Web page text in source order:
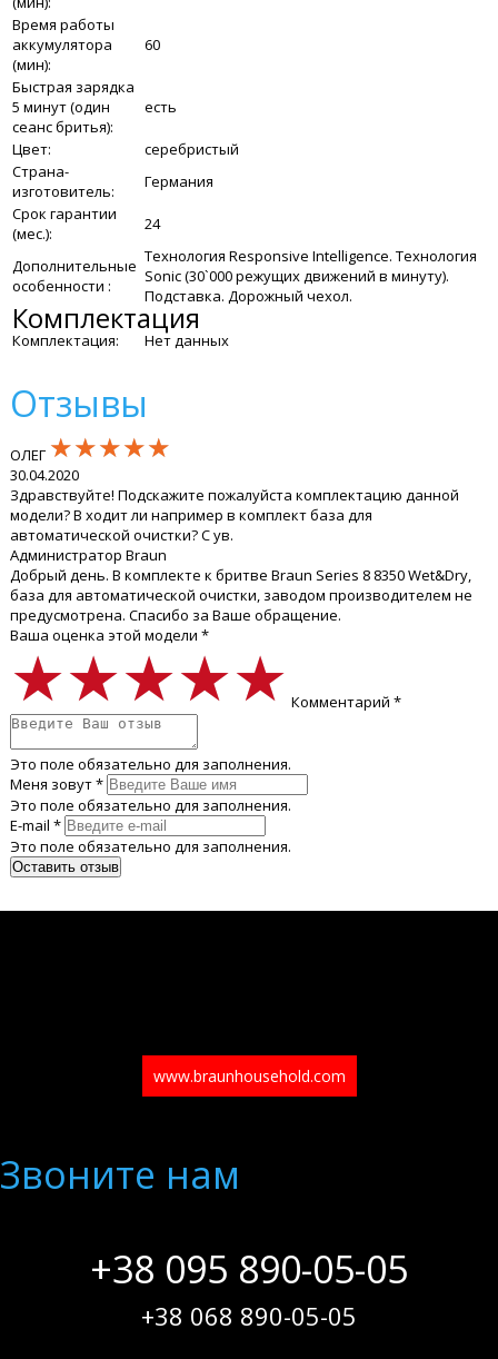
Время работы
аккумулятора
(мин):
60
Быстрая зарядка
5 минут (один
сеанс бритья):
есть
Цвет:
серебристый
Страна-
изготовитель:
Германия
Срок гарантии
(мес.):
24
Дополнительные
особенности :
Технология Responsive Intelligence. Технология
Sonic (30`000 режущих движений в минуту).
Подставка. Дорожный чехол.
Комплектация
Комплектация: Нет данных
Отзывы
ОЛЕГ ★★★★★
★★★★★
★★★★★
30.04.2020
Здравствуйте! Подскажите пожалуйста комплектацию данной
модели? В ходит ли например в комплект база для
автоматической очистки? С ув.
Администратор Braun
Добрый день. В комплекте к бритве Braun Series 8 8350 Wet&Dry,
база для автоматической очистки, заводом производителем не
предусмотрена. Спасибо за Ваше обращение.
Ваша оценка этой модели *
★★★★★
★★★★★
★★★★★ Комментарий *
Это поле обязательно для заполнения.
Меня зовут *
Это поле обязательно для заполнения.
E-mail *
Это поле обязательно для заполнения.
www.braunhousehold.com
Звоните нам
+38 095 890-05-05
+38 068 890-05-05